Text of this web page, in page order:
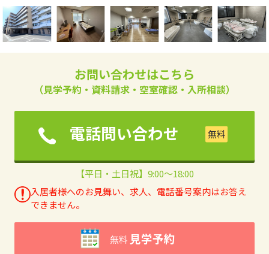
お問い合わせはこちら
（見学予約・資料請求・空室確認・入所相談）
電話問い合わせ
【平日・土日祝】9:00～18:00
入居者様へのお見舞い、求人、電話番号案内はお答え
できません。
無料 見学予約